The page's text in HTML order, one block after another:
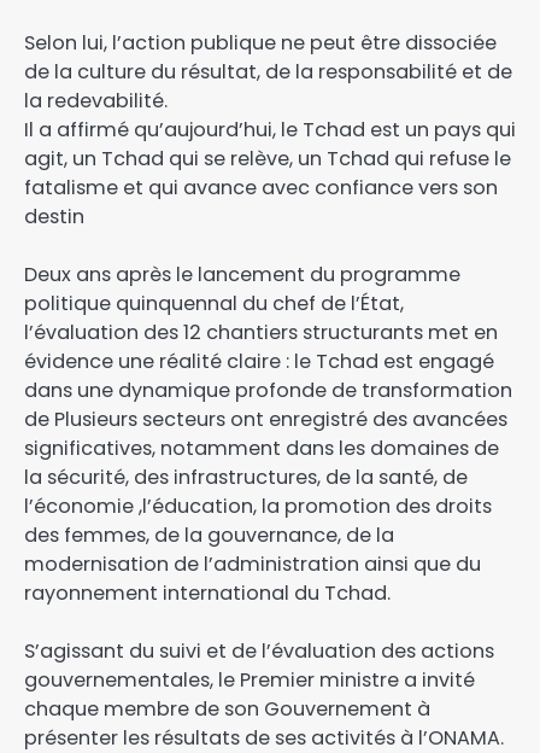
‎Selon lui, l’action publique ne peut être dissociée
de la culture du résultat, de la responsabilité et de
la redevabilité.
‎Il a affirmé qu’aujourd’hui, le Tchad est un pays qui
agit, un Tchad qui se relève, un Tchad qui refuse le
fatalisme et qui avance avec confiance vers son
destin
‎Deux ans après le lancement du programme
politique quinquennal du chef de l’État,
l’évaluation des 12 chantiers structurants met en
évidence une réalité claire : le Tchad est engagé
dans une dynamique profonde de transformation
de Plusieurs secteurs ont enregistré des avancées
significatives, notamment dans les domaines de
la sécurité, des infrastructures, de la santé, de
l’économie ,l’éducation, la promotion des droits
des femmes, de la gouvernance, de la
modernisation de l’administration ainsi que du
rayonnement international du Tchad.
‎S’agissant du suivi et de l’évaluation des actions
gouvernementales, le Premier ministre a invité
chaque membre de son Gouvernement à
présenter les résultats de ses activités à l’ONAMA.